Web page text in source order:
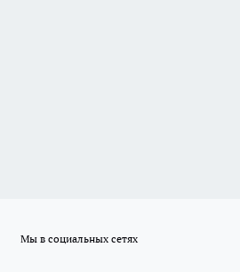
Мы в социальных сетях